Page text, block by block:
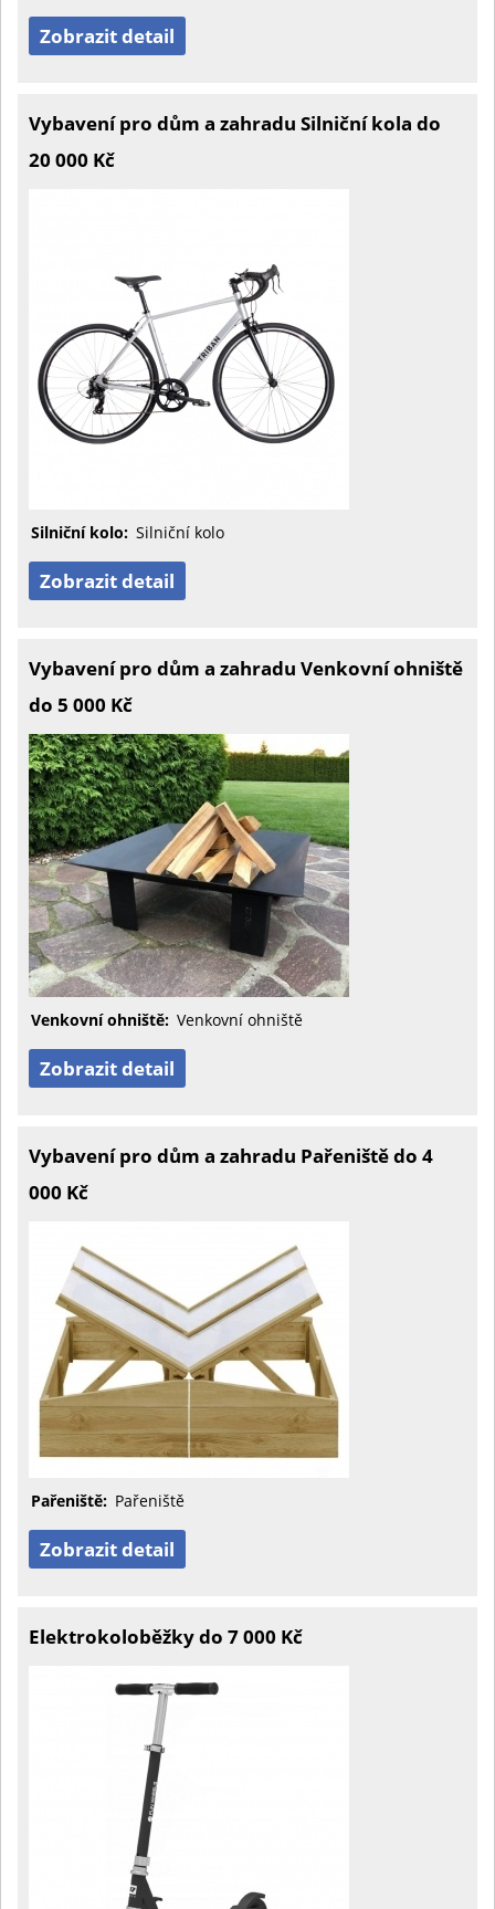
Zobrazit detail
Vybavení pro dům a zahradu Silniční kola do
20 000 Kč
Silniční kolo: Silniční kolo
Zobrazit detail
Vybavení pro dům a zahradu Venkovní ohniště
do 5 000 Kč
Venkovní ohniště: Venkovní ohniště
Zobrazit detail
Vybavení pro dům a zahradu Pařeniště do 4
000 Kč
Pařeniště: Pařeniště
Zobrazit detail
Elektrokoloběžky do 7 000 Kč